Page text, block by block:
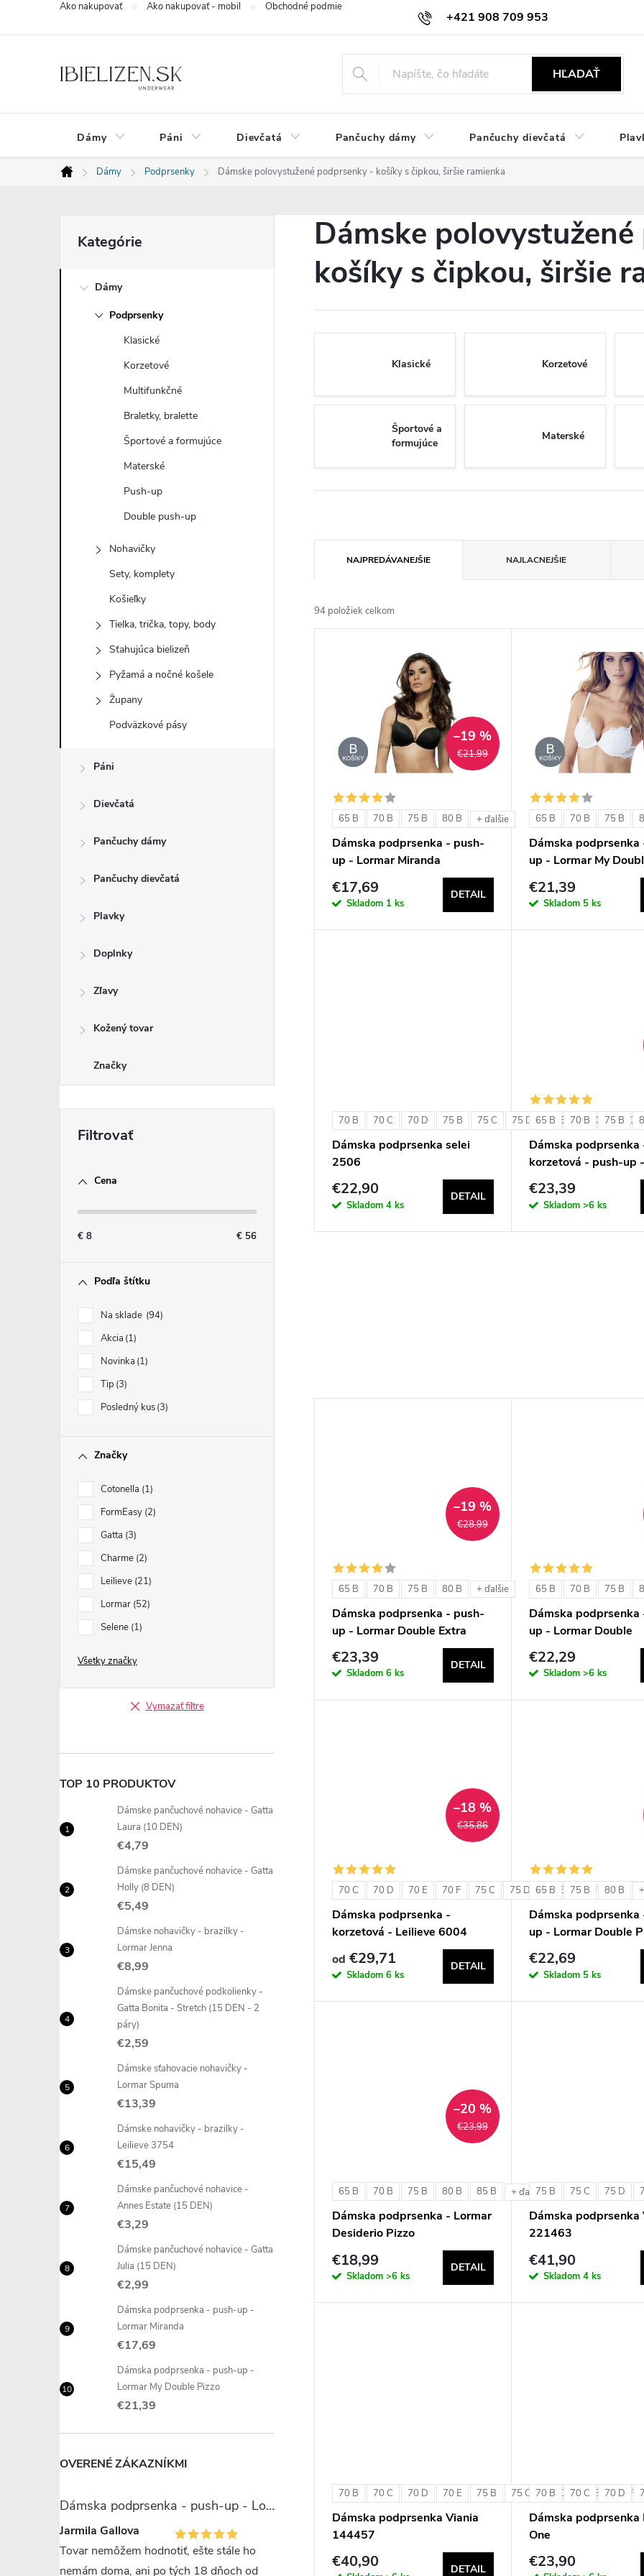
+421 908 709 953
objednavky@ibielizen.sk
Ako nakupovať Ako nakupovať - mobil Obchodné podmienky
HĽADAŤ
Dámy Páni Dievčatá Pančuchy dámy Pančuchy dievčatá
Domov
Dámy Podprsenky Dámske polovystužené podprsenky - košíky s čipkou, širšie ramienka
o
kategórie
Kategórie
Dámy
Podprsenky
Klasické
Korzetové
Multifunkčné
Braletky, bralette
Športové a formujúce
Materské
Push-up
Double push-up
Nohavičky
Sety, komplety
Košieľky
Tielka, trička, topy, body
Sťahujúca bielizeň
Pyžamá a nočné košele
Župany
Podväzkové pásy
Páni
Dievčatá
Pančuchy dámy
Pančuchy dievčatá
Plavky
Doplnky
Zľavy
Kožený tovar
Značky
Cena
€ 8 € 56
Podľa štítku
Na sklade 94
Akcia 1
Novinka 1
Tip 3
Posledný kus 3
Značky
Cotonella 1
FormEasy 2
Gatta 3
Charme 2
Leilieve 21
Lormar 52
Selene 1
Všetky značky
Vymazať filtre
TOP 10 PRODUKTOV
Dámske pančuchové nohavice - Gatta
Laura (10 DEN)
€4,79
Dámske pančuchové nohavice - Gatta
Holly (8 DEN)
€5,49
Dámske nohavičky - brazilky -
Lormar Jenna
€8,99
Dámske pančuchové podkolienky -
Gatta Bonita - Stretch (15 DEN - 2
páry)
€2,59
Dámske sťahovacie nohavičky -
Lormar Spuma
€13,39
Dámske nohavičky - brazilky -
Leilieve 3754
€15,49
Dámske pančuchové nohavice -
Annes Estate (15 DEN)
€3,29
Dámske pančuchové nohavice - Gatta
Julia (15 DEN)
€2,99
Dámska podprsenka - push-up -
Lormar Miranda
€17,69
Dámska podprsenka - push-up -
Lormar My Double Pizzo
€21,39
OVERENÉ ZÁKAZNÍKMI
Dámska podprsenka - push-up - Lormar Miranda
Jarmila Gallova
Tovar nemôžem hodnotiť, ešte stále ho
nemám doma, ani po tých 18 dňoch od
Dámske
košíky s čipkou, širšie
Klasické Korzetové
Športové a
formujúce
Materské
a
d
NAJPREDÁVANEJŠIE NAJLACNEJŠIE
94 položiek celkom
d
€21,99
–19 %
65 B 70 B 75 B 80 B + ďalšie
Dámska podprsenka - push-
up - Lormar Miranda
€17,69
Skladom 1 ks
DETAIL
65 B 70 B 75 B
Dámska podprsenka
up - Lormar My
€21,39
Skladom 5 ks
70 B 70 C 70 D 75 B 75 C 75 D 80 B 80 C 80 D
Dámska podprsenka selei
2506
€22,90
Skladom 4 ks
DETAIL
65 B 70 B 75 B
Dámska podprsenka
korzetová - push-up
Double Extra Pizzo
€23,39
Skladom>6 ks
€28,99
–19 %
65 B 70 B 75 B 80 B + ďalšie
Dámska podprsenka - push-
up - Lormar Double Extra
€23,39
Skladom 6 ks
DETAIL
65 B 70 B 75 B
Dámska podprsenka
up - Lormar Double
€22,29
Skladom>6 ks
€35,86
–18 %
70 C 70 D 70 E 70 F 75 C 75 D 75 E 75 F 80 C
Dámska podprsenka -
korzetová - Leilieve 6004
od €29,71
Skladom 6 ks
DETAIL
65 B 75 B 80 B
Dámska podprsenka
up - Lormar Double
€22,69
Skladom 5 ks
€23,99
–20 %
65 B 70 B 75 B 80 B 85 B + ďalšie
Dámska podprsenka - Lormar
Desiderio Pizzo
€18,99
Skladom >6 ks
DETAIL
75 B 75 C 75 D
Dámska podprsenka
221463
€41,90
Skladom4 ks
70 B 70 C 70 D 70 E 75 B 75 C 75 D 75 E 75 F
Dámska podprsenka Viania
144457
€40,90 DETAIL
70 B 70 C 70 D
Dámska podprsenka
One
€23,90